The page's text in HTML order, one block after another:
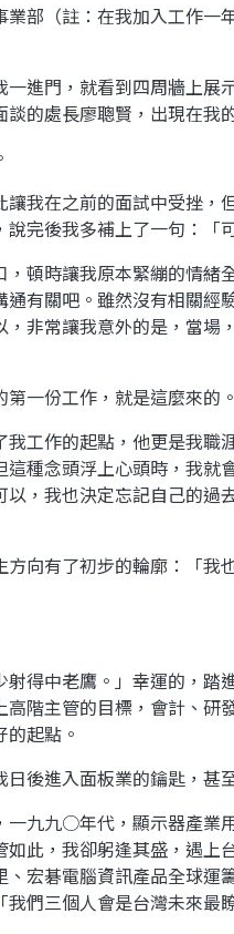
部（註：在我加入工作
進門，就看到四周牆上
的處長廖聰賢，出現在我
讓我在之前的面試中受挫
完後我多補上了一句：「
，頓時讓我原本緊繃的情
有關吧。雖然沒有相關
非常讓我意外的是，當
一份工作，就是這麼來的。
工作的起點，他更是我
種念頭浮上心頭時，我
，我也決定忘記自己的
向有了初步的輪廓：「我
得中老鷹。」幸運的，
階主管的目標，會計、
起點。
後進入面板業的鑰匙，甚
九九○年代，顯示器產
此，我卻躬逢其盛，遇
、宏碁電腦資訊產品全球
們三個人會是台灣未來最